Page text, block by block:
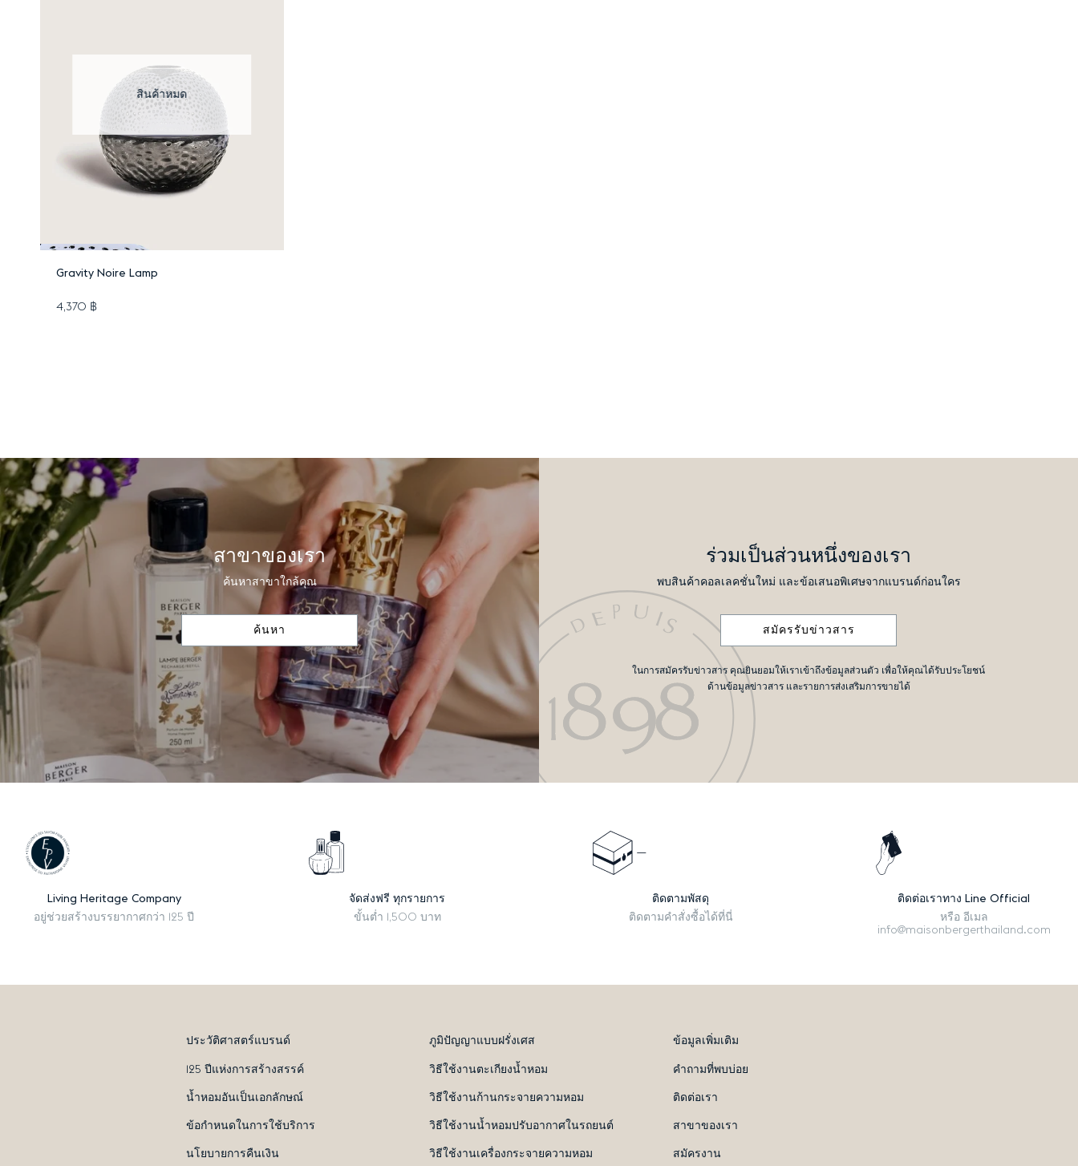
แจ้งทางอีเมล
Gravity Noire Lamp
4,370 ฿
สาขาของเรา
ค้นหาสาขาใกล้คุณ
ค้นหา
ร่วมเป็นส่วนหนึ่งของเรา
พบสินค้าคอลเลคชั่นใหม่ และข้อเสนอพิเศษจากแบรนด์ก่อนใคร
สมัครรับข่าวสาร
ในการสมัครรับข่าวสาร คุณยินยอมให้เราเข้าถึงข้อมูลส่วนตัว เพื่อให้คุณได้รับประโยชน์
ด้านข้อมูลข่าวสาร และรายการส่งเสริมการขายได้
Living Heritage Company
อยู่ช่วยสร้างบรรยากาศกว่า 125 ปี
จัดส่งฟรี ทุกรายการ
ขั้นต่ำ 1,500 บาท
ติดตามพัสดุ
ติดตามคำสั่งซื้อได้ที่นี่
ติดต่อเราทาง Line Official
หรือ อีเมล
info@maisonbergerthailand.com
ประวัติศาสตร์แบรนด์
125 ปีแห่งการสร้างสรรค์
น้ำหอมอันเป็นเอกลักษณ์
ข้อกำหนดในการใช้บริการ
นโยบายการคืนเงิน
ภูมิปัญญาแบบฝรั่งเศส
วิธีใช้งานตะเกียงน้ำหอม
วิธีใช้งานก้านกระจายความหอม
วิธีใช้งานน้ำหอมปรับอากาศในรถยนต์
วิธีใช้งานเครื่องกระจายความหอม
ข้อมูลเพิ่มเติม
คำถามที่พบบ่อย
ติดต่อเรา
สาขาของเรา
สมัครงาน